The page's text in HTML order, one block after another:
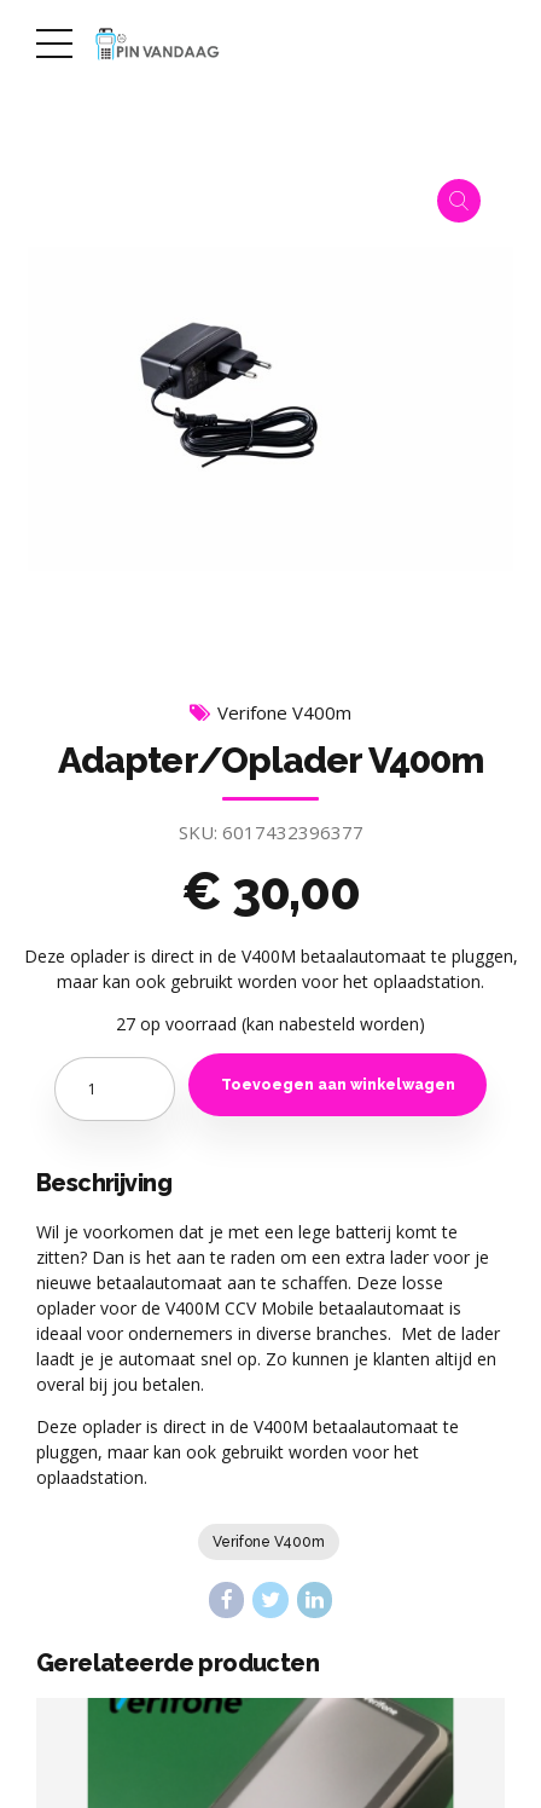
Verifone V400m
Adapter/Oplader V400m
SKU: 6017432396377
€ 30,00
Deze oplader is direct in de V400M betaalautomaat te pluggen,
maar kan ook gebruikt worden voor het oplaadstation.
27 op voorraad (kan nabesteld worden)
Quantity
Toevoegen aan winkelwagen
Beschrijving
Wil je voorkomen dat je met een lege batterij komt te
zitten? Dan is het aan te raden om een extra lader voor je
nieuwe betaalautomaat aan te schaffen. Deze losse
oplader voor de V400M CCV Mobile betaalautomaat is
ideaal voor ondernemers in diverse branches. Met de lader
laadt je je automaat snel op. Zo kunnen je klanten altijd en
overal bij jou betalen.
Deze oplader is direct in de V400M betaalautomaat te
pluggen, maar kan ook gebruikt worden voor het
oplaadstation.
Verifone V400m
Gerelateerde producten